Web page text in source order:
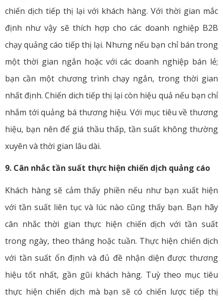
chiến dịch tiếp thị lại với khách hàng. Với thời gian mắc
định như vậy sẽ thích hợp cho các doanh nghiệp B2B
chạy quảng cáo tiếp thị lại. Nhưng nếu bạn chỉ bán trong
một thời gian ngắn hoặc với các doanh nghiệp bán lẻ;
bạn cần một chương trình chạy ngắn, trong thời gian
nhất định. Chiến dich tiếp thị lại còn hiệu quả nếu bạn chỉ
nhắm tới quảng bá thương hiệu. Với mục tiêu về thương
hiệu, bạn nên để giá thầu thấp, tần suất không thường
xuyên và thời gian lâu dài.
9. Cân nhắc tần suất thực hiện chiến dịch quảng cáo
Khách hàng sẽ cảm thấy phiền nếu như bạn xuất hiện
với tần suất liên tục và lúc nào cũng thấy bạn. Bạn hãy
cân nhắc thời gian thực hiện chiến dịch với tần suất
trong ngày, theo tháng hoặc tuần. Thực hiện chiến dịch
với tần suất ổn định và đủ đề nhận diện được thương
hiệu tốt nhất, gần gũi khách hàng. Tuỳ theo mục tiêu
thực hiện chiến dịch mà bạn sẽ có chiến lược tiếp thị